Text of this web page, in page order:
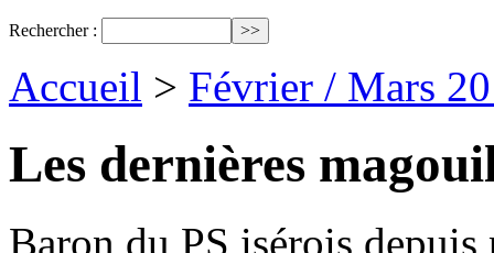
Rechercher :
Accueil > Février / Mars
Les dernières
Baron du PS isérois depuis